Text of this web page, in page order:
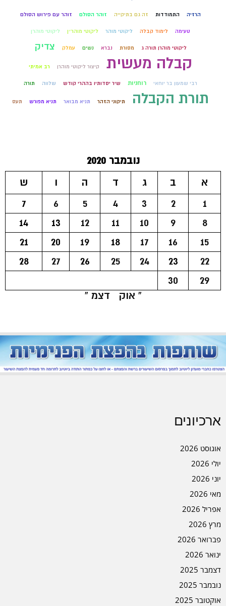
הרזיה התמודדות זה גם בתיקייה זוהר הסולם זוהר עם פירוש הסולם
טעימה לימוד קבלה ליקוטי מוהר ליקוטי מוהר״ן ליקוטי מוהרן
ליקוטי מוהרן תורה ג מסורת נברא נשים עמלק צדיק
קבלה מעשית קיצור ליקוטי מוהרן רב אמיתי
רבי שמעון בר יוחאי רוחניות שיר יסדותיו בההרי קודש שלווה תורה
תורת הקבלה תיקוני הזהר תניא מבואר תניא מפורש תעס
נובמבר 2020
א
ב ג ד ה ו
ש
1
2
3
4
5
6
7
8
9
10
11
12
13
14
15
16
17
18
19
20
21
22
23
24
25
26
27
28
29
30
« אוק
דצמ »
ארכיונים
אוגוסט 2026
יולי 2026
יוני 2026
מאי 2026
אפריל 2026
מרץ 2026
פברואר 2026
ינואר 2026
דצמבר 2025
נובמבר 2025
אוקטובר 2025